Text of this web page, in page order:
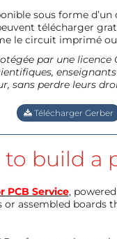
sous forme d’un
télécharger
le circuit imprimé
par une
sans perdre leurs
Télécharger Gerber
to build a
PCB Service,
assembled boards